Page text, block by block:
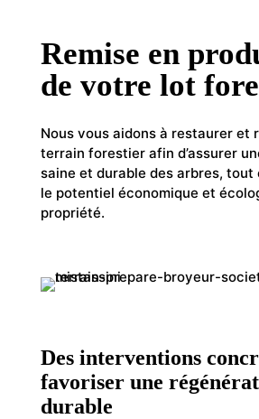
Remise en
de votre lot
Nous vous aidons à restaurer et
terrain forestier afin d’assurer
saine et durable des arbres, tout
le potentiel économique et
propriété.
Des interventions
favoriser une
durable